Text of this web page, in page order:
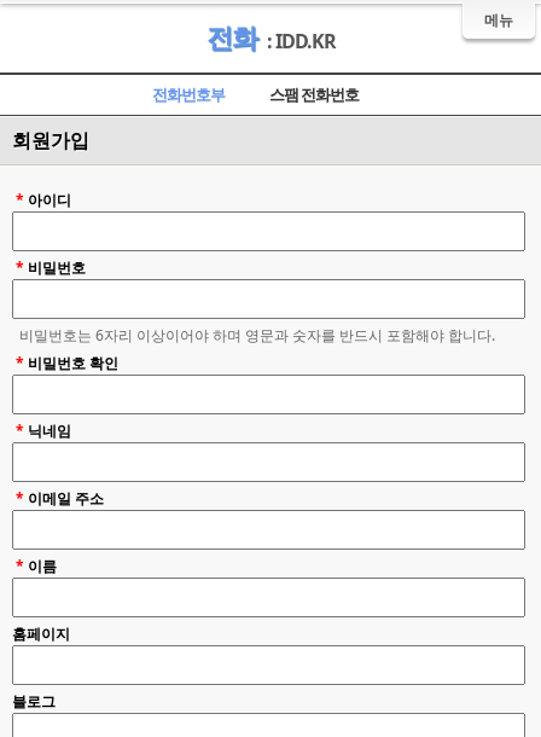
메뉴
전화 : IDD.KR
전화번호부 스팸 전화번호
회원가입
아이디
*
비밀번호
*
비밀번호는 6자리 이상이어야 하며 영문과 숫자를 반드시 포함해야 합니다.
비밀번호 확인
*
* 닉네임
* 이메일 주소
* 이름
홈페이지
블로그